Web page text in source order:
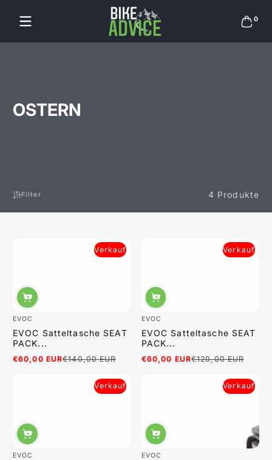
0
OSTERN
Filter 4 Produkte
Verkauf
EVOC
EVOC Satteltasche SEAT
PACK...
Verkaufspreis
€60,00 EUR
Regulärer
€140,00 EUR
Verkauf
EVOC
EVOC Satteltasche SEAT
PACK...
Verkaufspreis
€60,00 EUR
Regulärer
€120,00 EUR
Verkauf
EVOC
Verkauf
EVOC